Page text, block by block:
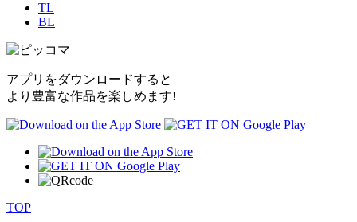
TL
BL
アプリをダウンロードすると
より豊富な作品を楽しめます!
TOP